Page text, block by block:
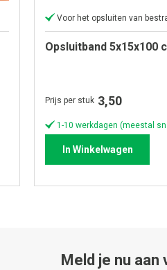
Voor het opsluiten van
Opsluitband 5x15x100
Prijs per stuk 3,50
1-10 werkdagen (meestal
In Winkelwagen
Meld je nu